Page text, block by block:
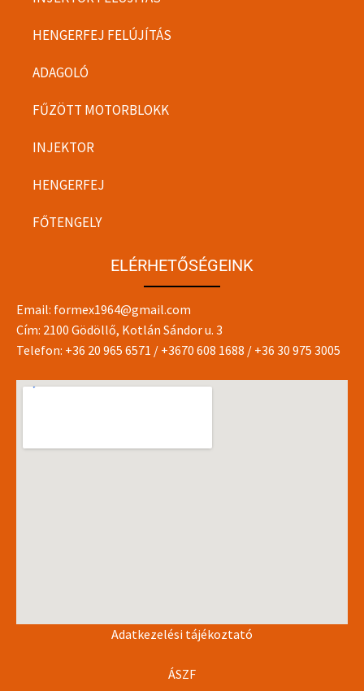
HENGERFEJ FELÚJÍTÁS
ADAGOLÓ
FŰZÖTT MOTORBLOKK
INJEKTOR
HENGERFEJ
FŐTENGELY
ELÉRHETŐSÉGEINK
Email: formex1964@gmail.com
Cím: 2100 Gödöllő, Kotlán Sándor u. 3
Telefon: +36 20 965 6571 / +3670 608 1688 / +36 30 975 3005
Adatkezelési tájékoztató
ÁSZF